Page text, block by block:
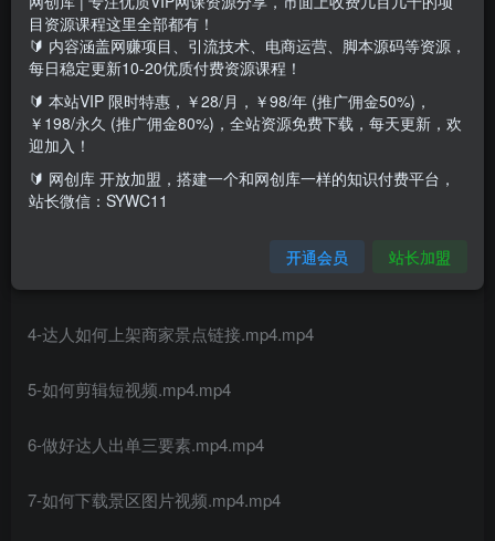
课程内容：
1-为什么做旅游带券达人.mp4.mp4
4-达人如何上架商家景点链接.mp4.mp4
5-如何剪辑短视频.mp4.mp4
6-做好达人出单三要素.mp4.mp4
7-如何下载景区图片视频.mp4.mp4
目资源课程这里全部都有！
🔰 内容涵盖网赚项目、引流技术、电商运营、脚本源码等资源，
每日稳定更新10-20优质付费资源课程！
🔰 本站VIP 限时特惠，￥28/月，￥98/年 (推广佣金50%)，
￥198/永久 (推广佣金80%)，全站资源免费下载，每天更新，欢
迎加入！
🔰 网创库 开放加盟，搭建一个和网创库一样的知识付费平台，
站长微信：SYWC11
开通会员 站长加盟